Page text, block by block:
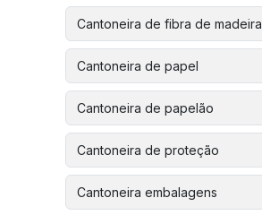
Cantoneira de fibra de madeira
Cantoneira de papel
Cantoneira de papelão
Cantoneira de proteção
Cantoneira embalagens